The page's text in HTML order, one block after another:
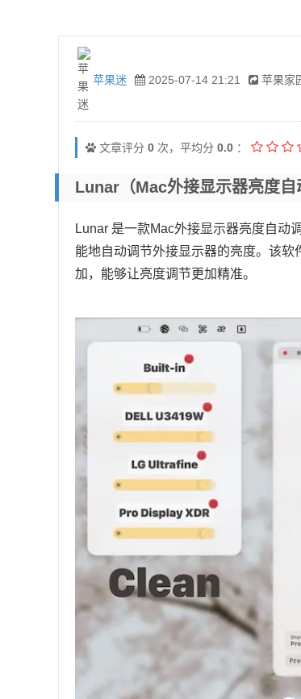
苹果迷 2025-07-14 21:21 苹果家
文章评分 0 次，平均分 0.0 ：
Lunar（Mac外接显示器亮度自
Lunar 是一款Mac外接显示器亮度自动
能地自动调节外接显示器的亮度。该
加，能够让亮度调节更加精准。